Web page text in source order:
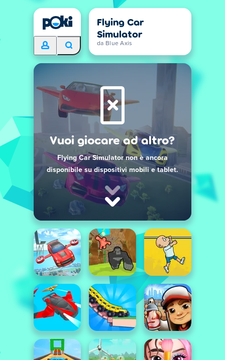
Flying Car
Simulator
da Blue Axis
Vuoi giocare ad altro?
Flying Car Simulator non è ancora
disponibile su dispositivi mobili e tablet.